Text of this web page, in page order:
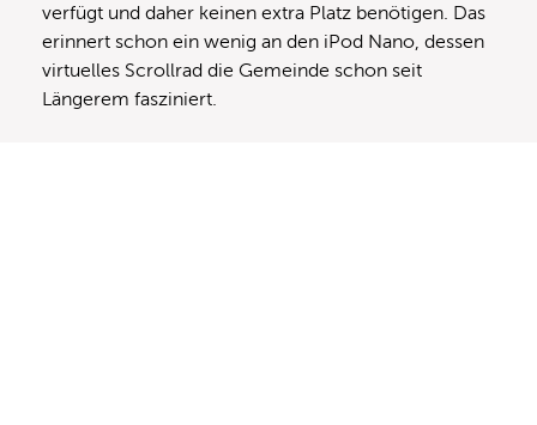
verfügt und daher keinen extra Platz benötigen. Das
erinnert schon ein wenig an den iPod Nano, dessen
virtuelles Scrollrad die Gemeinde schon seit
Längerem fasziniert.